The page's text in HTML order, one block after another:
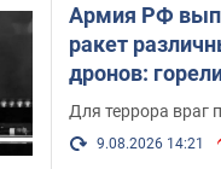
Армия РФ
ракет
дронов:
здания, есть
и видео
Для террора враг
9.08.2026 14:21